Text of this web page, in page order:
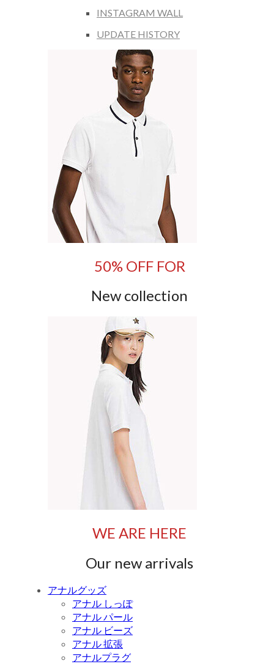
INSTAGRAM WALL
UPDATE HISTORY
50% OFF FOR
New collection
WE ARE HERE
Our new arrivals
アナルグッズ
アナル しっぽ
アナル パール
アナル ビーズ
アナル 拡張
アナルプラグ